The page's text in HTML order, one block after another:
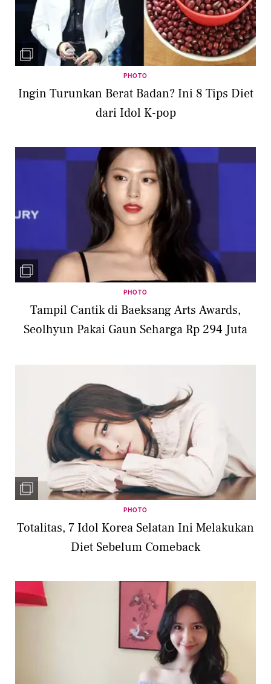
PHOTO
Ingin Turunkan Berat Badan? Ini 8 Tips Diet
dari Idol K-pop
PHOTO
Tampil Cantik di Baeksang Arts Awards,
Seolhyun Pakai Gaun Seharga Rp 294 Juta
PHOTO
Totalitas, 7 Idol Korea Selatan Ini Melakukan
Diet Sebelum Comeback